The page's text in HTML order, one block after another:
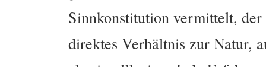
Sinnkonstitution vermittelt,
direktes Verhältnis zur Natur,